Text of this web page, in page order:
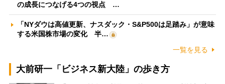
の成長につなげる4つの視点 …
「NYダウは高値更新、ナスダック・S&P500は足踏み」が意味
する米国株市場の変化 半…
一覧を見る
大前研一「ビジネス新大陸」の歩き方